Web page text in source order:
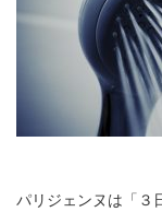
パリジェンヌは「３